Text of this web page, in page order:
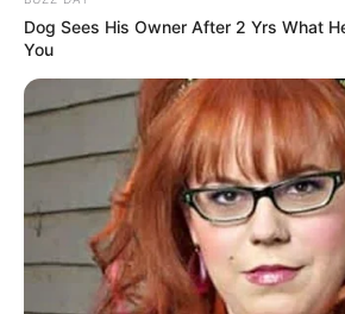
Нам пишуть
Партнерські матеріали
Політика
Dog Sees His Owner After 2 Yrs What
You